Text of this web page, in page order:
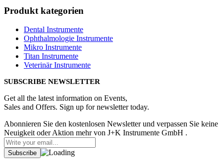
Produkt kategorien
Dental Instrumente
Ophthalmologie Instrumente
Mikro Instrumente
Titan Instrumente
Veterinär Instrumente
SUBSCRIBE NEWSLETTER
Get all the latest information on Events,
Sales and Offers. Sign up for newsletter today.
Abonnieren Sie den kostenlosen Newsletter und verpassen Sie keine
Neuigkeit oder Aktion mehr von J+K Instrumente GmbH .